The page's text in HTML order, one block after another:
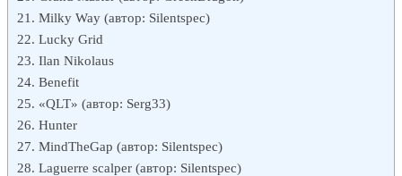
Milky Way (автор: Silentspec)
Lucky Grid
Ilan Nikolaus
Benefit
«QLT» (автор: Serg33)
Hunter
MindTheGap (автор: Silentspec)
Laguerre scalper (автор: Silentspec)